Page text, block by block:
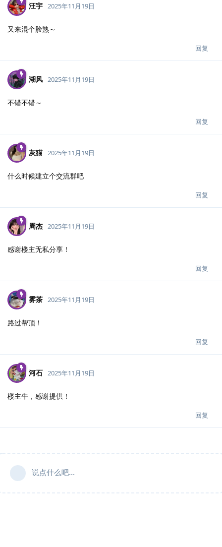
汪宇 2025年11月19日
又来混个脸熟～
回复
湖风 2025年11月19日
不错不错～
回复
灰猫 2025年11月19日
什么时候建立个交流群吧
回复
周杰 2025年11月19日
感谢楼主无私分享！
回复
雾茶 2025年11月19日
路过帮顶！
回复
河石 2025年11月19日
楼主牛，感谢提供！
回复
说点什么吧...